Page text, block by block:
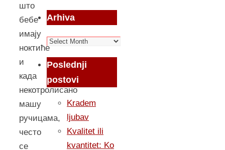
што
бебе
имају
ноктиће
и
када
некотролисано
машу
ручицама,
често
се
Arhiva
Arhiva
Poslednji
postovi
Kradem
ljubav
Kvalitet ili
kvantitet: Ko